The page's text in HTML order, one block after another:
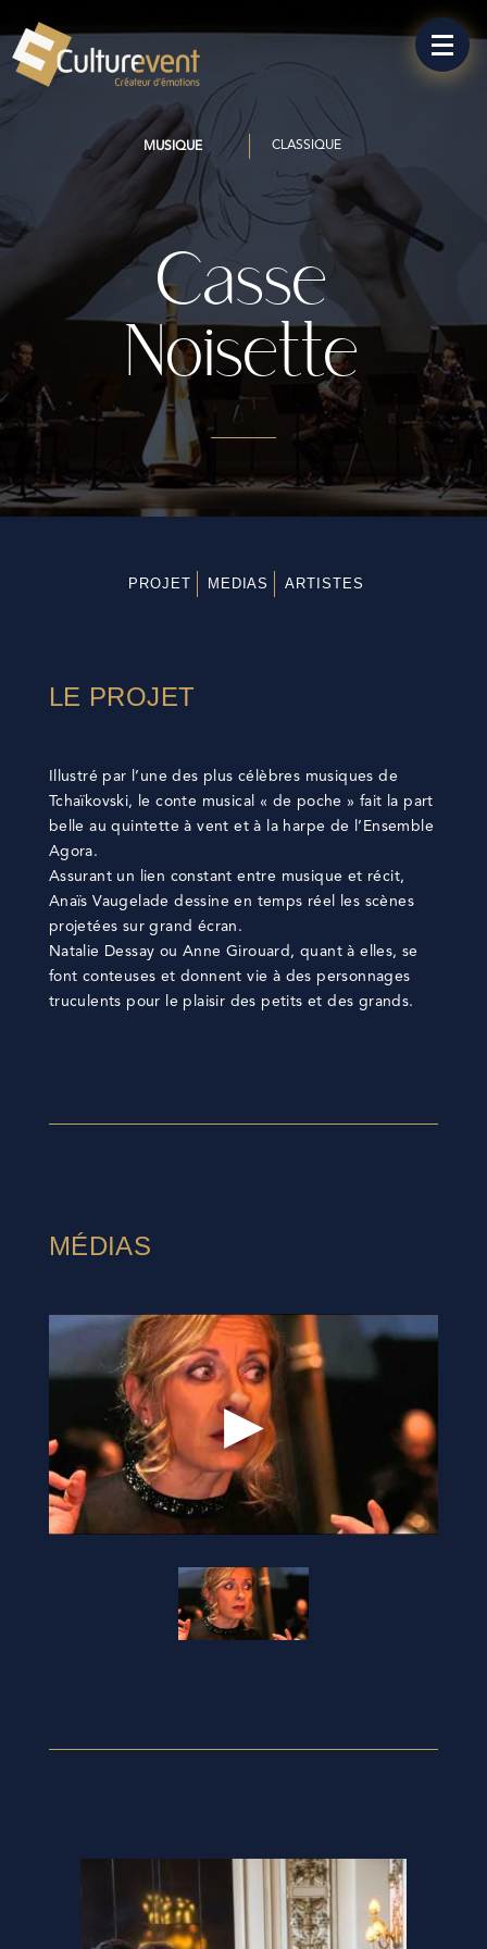
MUSIQUE CLASSIQUE
Casse
Noisette
PROJET MEDIAS ARTISTES
LE PROJET
Illustré par l’une des plus célèbres musiques de
Tchaïkovski, le conte musical « de poche » fait la part
belle au quintette à vent et à la harpe de l’Ensemble
Agora.
Assurant un lien constant entre musique et récit,
Anaïs Vaugelade dessine en temps réel les scènes
projetées sur grand écran.
Natalie Dessay ou Anne Girouard, quant à elles, se
font conteuses et donnent vie à des personnages
truculents pour le plaisir des petits et des grands.
MÉDIAS